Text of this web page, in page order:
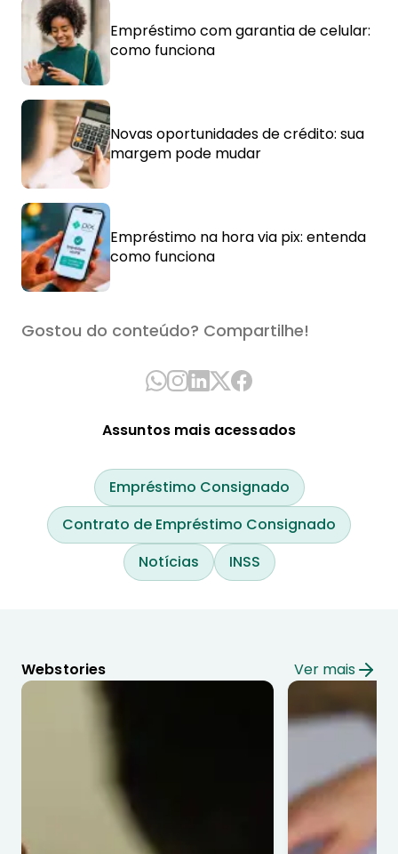
Empréstimo com garantia de celular:
como funciona
Novas oportunidades de crédito: sua
margem pode mudar
Empréstimo na hora via pix: entenda
como funciona
Gostou do conteúdo? Compartilhe!
Assuntos mais acessados
Empréstimo Consignado
Contrato de Empréstimo Consignado
Notícias
INSS
Webstories Ver mais